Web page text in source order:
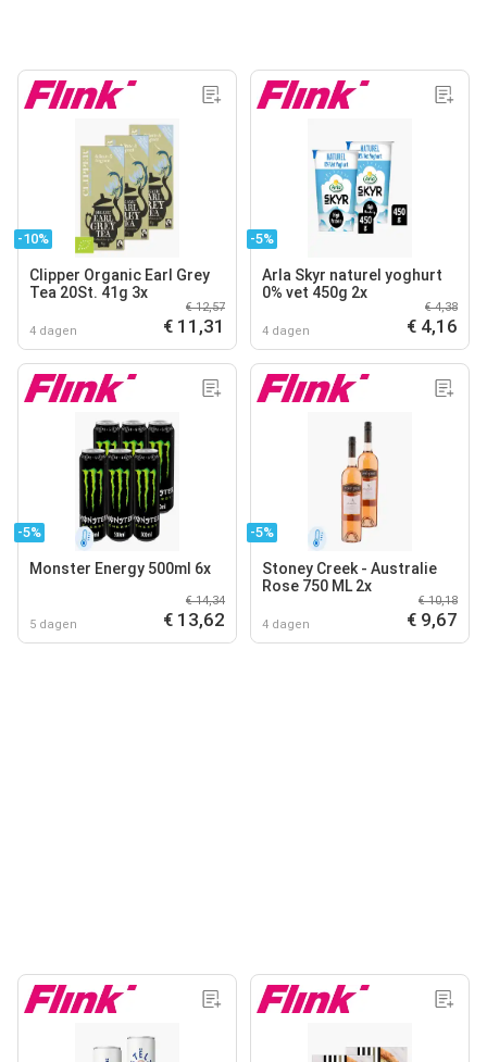
-10%
Clipper Organic Earl Grey
Tea 20St. 41g 3x
4 dagen
€ 12,57
€ 11,31
-5%
Arla Skyr naturel yoghurt
0% vet 450g 2x
4 dagen
€ 4,38
€ 4,16
-5%
Monster Energy 500ml 6x
5 dagen
€ 14,34
€ 13,62
-5%
Stoney Creek - Australie
Rose 750 ML 2x
4 dagen
€ 10,18
€ 9,67